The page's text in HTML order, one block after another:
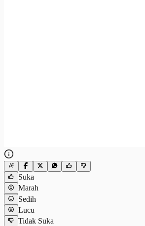
Suka
Marah
Sedih
Lucu
Tidak Suka